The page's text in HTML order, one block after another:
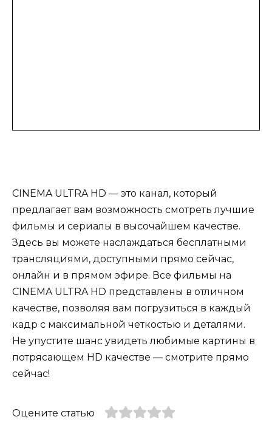
CINEMA ULTRA HD — это канал, который
предлагает вам возможность смотреть лучшие
фильмы и сериалы в высочайшем качестве.
Здесь вы можете наслаждаться бесплатными
трансляциями, доступными прямо сейчас,
онлайн и в прямом эфире. Все фильмы на
CINEMA ULTRA HD представлены в отличном
качестве, позволяя вам погрузиться в каждый
кадр с максимальной четкостью и деталями.
Не упустите шанс увидеть любимые картины в
потрясающем HD качестве — смотрите прямо
сейчас!
Оцените статью